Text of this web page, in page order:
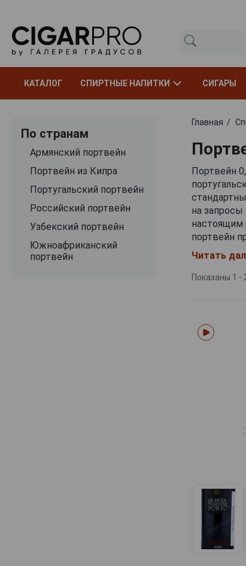
КАТАЛОГ СПИРТНЫЕ НАПИТКИ СИГАРЫ
По странам
Армянский портвейн
Портвейн из Кипра
Португальский портвейн
Российский портвейн
Узбекский портвейн
Южноафриканский
портвейн
Главная
Портвейн
на запросы
настоящим
портвейн
Читать
Показаны 1 -